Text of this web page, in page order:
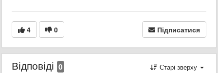
4 0 Підписатися
Відповіді 0 Старі зверху